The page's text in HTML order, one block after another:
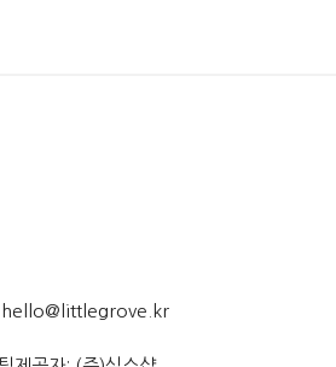
: hello@littlegrove.kr